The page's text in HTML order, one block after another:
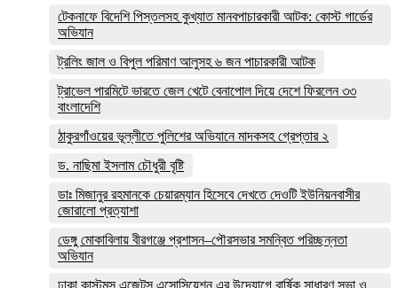
টেকনাফে বিদেশি পিস্তলসহ কুখ্যাত মানবপাচারকারী আটক: কোস্ট গার্ডের
অভিযান
ট্রলিং জাল ও বিপুল পরিমাণ আলুসহ ৬ জন পাচারকারী আটক
ট্রাভেল পারমিটে ভারতে জেল খেটে বেনাপোল দিয়ে দেশে ফিরলেন ৩৩
বাংলাদেশি
ঠাকুরগাঁওয়ের ভূল্লীতে পুলিশের অভিযানে মাদকসহ গ্রেপ্তার ২
ড. নাছিমা ইসলাম চৌধুরী বৃষ্টি
ডাঃ মিজানুর রহমানকে চেয়ারম্যান হিসেবে দেখতে দেওটি ইউনিয়নবাসীর
জোরালো প্রত্যাশা
ডেঙ্গু মোকাবিলায় বীরগঞ্জে প্রশাসন–পৌরসভার সমন্বিত পরিচ্ছন্নতা
অভিযান
ঢাকা কাস্টমস্ এজেন্টস্ এসোসিয়েশন এর উদ্যোগে বার্ষিক সাধারণ সভা ও